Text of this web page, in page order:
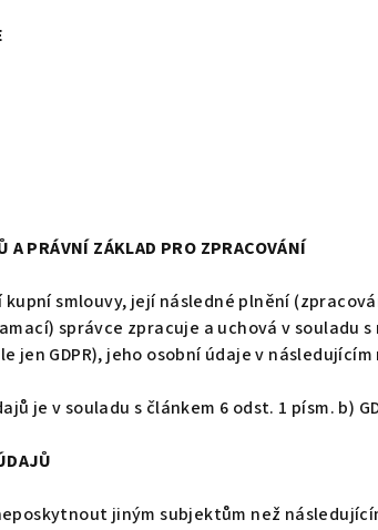
PRÁVNÍ ZÁKLAD PRO ZPRACOVÁNÍ
smlouvy, její následné plnění
správce zpracuje a uchová v souladu
jen GDPR), jeho osobní údaje v
je v souladu s článkem 6 odst. 1 písm. b)
jiným subjektům než